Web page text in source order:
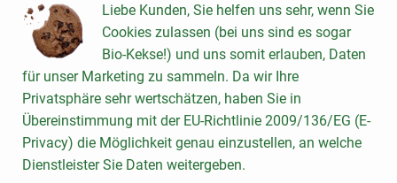
200 ml
Sahne
Auswahl ändern
Schlagsahne 30% Becher
200g
8,45 € /1kg
Artikelanzahl
Liebe Kunden, Sie helfen uns sehr, wenn Sie
Cookies zulassen (bei uns sind es sogar
Bio-Kekse!) und uns somit erlauben, Daten
für unser Marketing zu sammeln. Da wir Ihre
Privatsphäre sehr wertschätzen, haben Sie in
Übereinstimmung mit der EU-Richtlinie 2009/136/EG (E-
Privacy) die Möglichkeit genau einzustellen, an welche
Dienstleister Sie Daten weitergeben.